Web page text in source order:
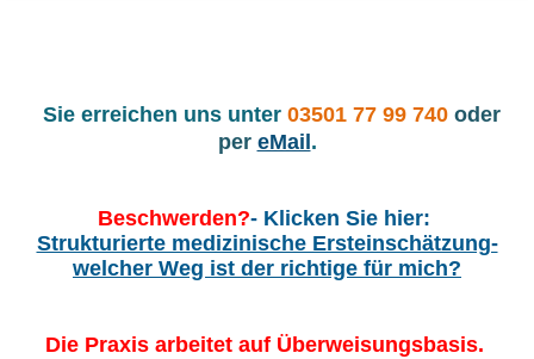
Sie erreichen uns unter03501 77 99 740 oder
per eMail .
Beschwerden?- Klicken Sie hier:
Strukturierte medizinische Ersteinschätzung-
welcher Weg ist der richtige für mich?
Die Praxis arbeitet auf Überweisungsbasis.